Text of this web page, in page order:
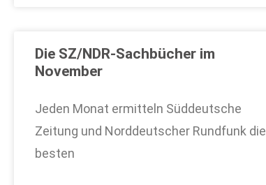
Die SZ/NDR-Sachbücher im
November
Jeden Monat ermitteln Süddeutsche
Zeitung und Norddeutscher Rundfunk die
besten